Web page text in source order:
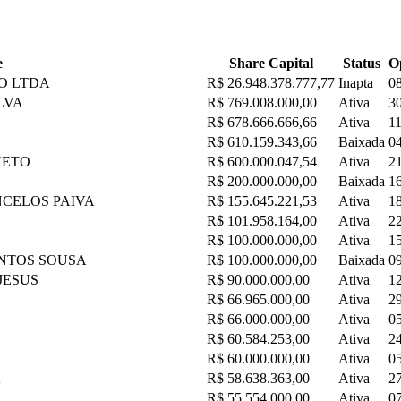
Share Capital Status
LTDA
R$ 26.948.378.777,77 Inapta
R$ 769.008.000,00 Ativa
R$ 678.666.666,66
Ativa
R$ 610.159.343,66
Baixada
R$ 600.000.047,54 Ativa
R$ 200.000.000,00
Baixada
PAIVA
R$ 155.645.221,53 Ativa
R$ 101.958.164,00
Ativa
R$ 100.000.000,00
Ativa
SOUSA
R$ 100.000.000,00 Baixada
R$ 90.000.000,00 Ativa
R$ 66.965.000,00
Ativa
R$ 66.000.000,00
Ativa
R$ 60.584.253,00
Ativa
R$ 60.000.000,00
Ativa
R$ 58.638.363,00 Ativa
R$ 55.554.000,00
Ativa